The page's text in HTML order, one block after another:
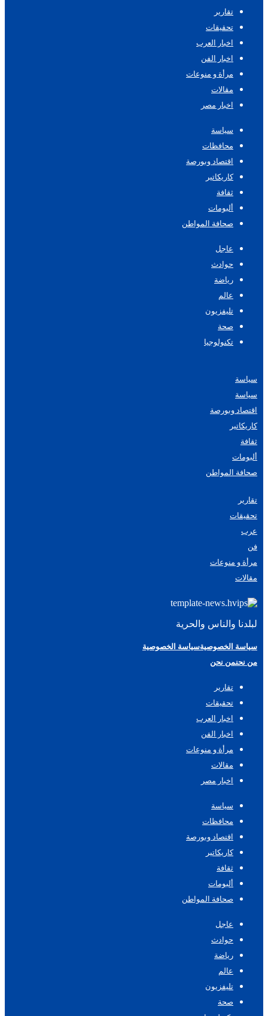
تقارير
تحقيقات
اخبار العرب
اخبار الفن
مرأة و منوعات
مقالات
اخبار مصر
سياسة
محافظات
اقتصاد وبورصة
كاريكاتير
ثقافة
ألبومات
صحافة المواطن
عاجل
حوادث
رياضة
عالم
تليفزيون
صحة
تكنولوجيا
سياسة
سياسة
اقتصاد وبورصة
كاريكاتير
ثقافة
ألبومات
صحافة المواطن
تقارير
تحقيقات
عرب
فن
مرأة و منوعات
مقالات
لبلدنا والناس والحرية
سياسة الخصوصيةسياسة الخصوصية
من نحنمن نحن
تقارير
تحقيقات
اخبار العرب
اخبار الفن
مرأة و منوعات
مقالات
اخبار مصر
سياسة
محافظات
اقتصاد وبورصة
كاريكاتير
ثقافة
ألبومات
صحافة المواطن
عاجل
حوادث
رياضة
عالم
تليفزيون
صحة